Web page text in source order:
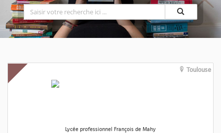
Toulouse
Lycée professionnel François de Mahy